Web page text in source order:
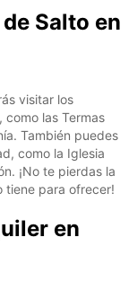
Salto en
visitar los
como las Termas
También puedes
como la Iglesia
¡No te pierdas la
tiene para ofrecer!
en